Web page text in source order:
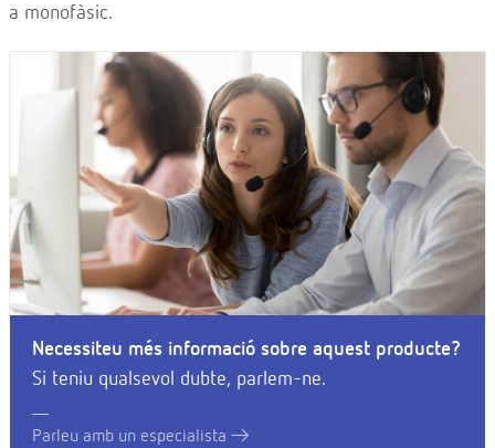
a monofàsic.
Necessiteu més informació sobre aquest producte?
Si teniu qualsevol dubte, parlem-ne.
Parleu amb un especialista